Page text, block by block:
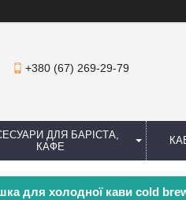
+380 (67) 269-29-79
ДЛЯ БАРІСТА,
КАФЕ
для холодної кави cold